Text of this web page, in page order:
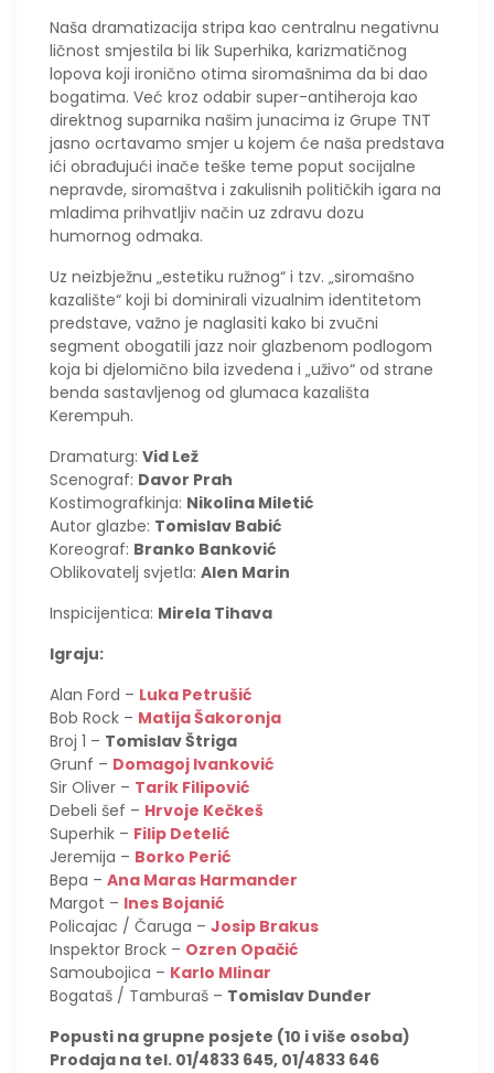
Naša dramatizacija stripa kao centralnu negativnu
ličnost smjestila bi lik Superhika, karizmatičnog
lopova koji ironično otima siromašnima da bi dao
bogatima. Već kroz odabir super-antiheroja kao
direktnog suparnika našim junacima iz Grupe TNT
jasno ocrtavamo smjer u kojem će naša predstava
ići obrađujući inače teške teme poput socijalne
nepravde, siromaštva i zakulisnih političkih igara na
mladima prihvatljiv način uz zdravu dozu
humornog odmaka.
Uz neizbježnu „estetiku ružnog“ i tzv. „siromašno
kazalište“ koji bi dominirali vizualnim identitetom
predstave, važno je naglasiti kako bi zvučni
segment obogatili jazz noir glazbenom podlogom
koja bi djelomično bila izvedena i „uživo“ od strane
benda sastavljenog od glumaca kazališta
Kerempuh.
Dramaturg: Vid Lež
Scenograf: Davor Prah
Kostimografkinja: Nikolina Miletić
Autor glazbe: Tomislav Babić
Koreograf: Branko Banković
Oblikovatelj svjetla: Alen Marin
Inspicijentica: Mirela Tihava
Igraju:
Alan Ford – Luka Petrušić
Bob Rock – Matija Šakoronja
Broj 1 – Tomislav Štriga
Grunf – Domagoj Ivanković
Sir Oliver – Tarik Filipović
Debeli šef – Hrvoje Kečkeš
Superhik – Filip Detelić
Jeremija – Borko Perić
Bepa – Ana Maras Harmander
Margot – Ines Bojanić
Policajac / Čaruga – Josip Brakus
Inspektor Brock – Ozren Opačić
Samoubojica – Karlo Mlinar
Bogataš / Tamburaš – Tomislav Dunđer
Popusti na grupne posjete (10 i više osoba)
Prodaja na tel. 01/4833 645, 01/4833 646